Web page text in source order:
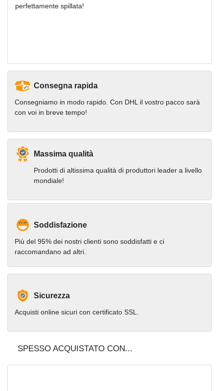
perfettamente spillata!
Consegna rapida
Consegniamo in modo rapido. Con DHL il vostro pacco sarà
con voi in breve tempo!
Massima qualità
Prodotti di altissima qualità di produttori leader a livello
mondiale!
Soddisfazione
Più del 95% dei nostri clienti sono soddisfatti e ci
raccomandano ad altri.
Sicurezza
Acquisti online sicuri con certificato SSL.
SPESSO ACQUISTATO CON...